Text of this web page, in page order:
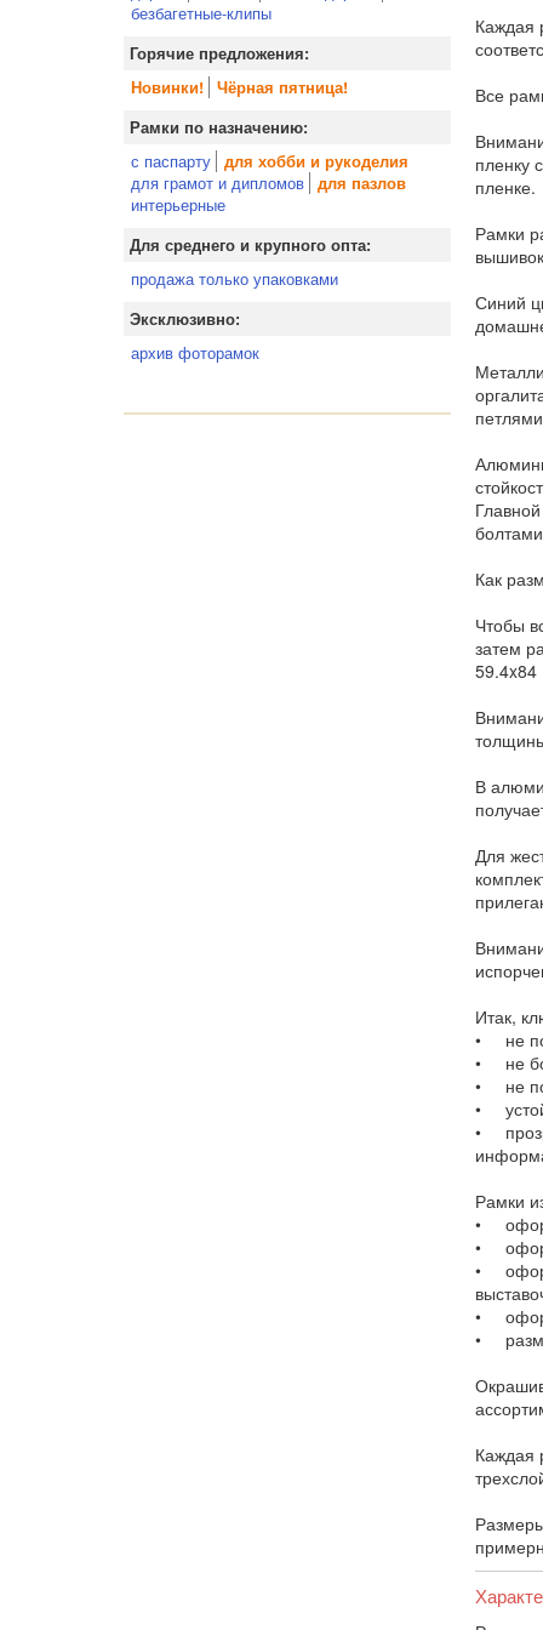
безбагетные-клипы
Горячие предложения:
Новинки!
Чёрная пятница!
Рамки по назначению:
с паспарту для хобби и рукоделия
для грамот и дипломов для пазлов
интерьерные
Для среднего и крупного опта:
продажа только упаковками
Эксклюзивно:
архив фоторамок
Каждая
Все
пленку
пленке.
Рамки
Синий
Как
Чтобы
затем
59.4x84
В
Для
Итак,
• не
• не
• не
•
•
Рамки
•
•
•
•
•
Каждая